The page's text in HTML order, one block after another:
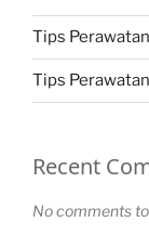
Tips
Tips
Recent
No comments